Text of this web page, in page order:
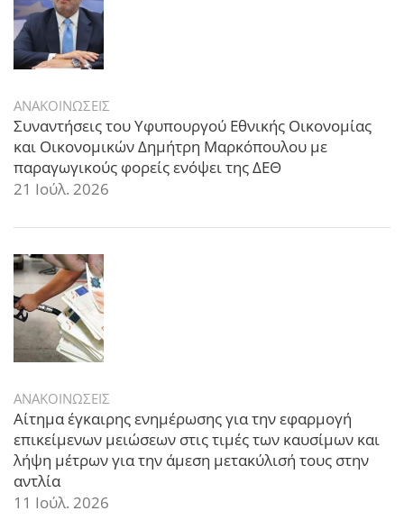
ΑΝΑΚΟΙΝΩΣΕΙΣ
Συναντήσεις του Υφυπουργού Εθνικής Οικονομίας
και Οικονομικών Δημήτρη Μαρκόπουλου με
παραγωγικούς φορείς ενόψει της ΔΕΘ
21 Ιούλ. 2026
ΑΝΑΚΟΙΝΩΣΕΙΣ
Αίτημα έγκαιρης ενημέρωσης για την εφαρμογή
επικείμενων μειώσεων στις τιμές των καυσίμων και
λήψη μέτρων για την άμεση μετακύλισή τους στην
αντλία
11 Ιούλ. 2026